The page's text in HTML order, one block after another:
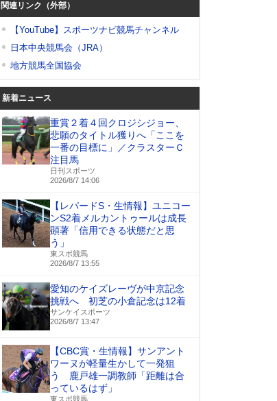
関連リンク（外部）
【YouTube】スポーツナビ競馬チャンネル
日本中央競馬会（JRA）
地方競馬全国協会
新着ニュース
重賞２着４回クロジシジョー、
悲願のタイトル獲りへ「ここを
一番の目標に」／クラスターＣ
注目馬
日刊スポーツ
2026/8/7 14:06
【レパードS・生情報】ユニコー
ンS2着メルカントゥールは成長
顕著「信用できる状態だと思
う」
東スポ競馬
2026/8/7 13:55
愛知のケイズレーヴが中京記念
挑戦へ 初芝の小倉記念は12着
サンケイスポーツ
2026/8/7 13:47
【CBC賞・生情報】サンアント
ワーヌが軽量生かして一発狙
う 鹿戸雄一調教師「距離は合
っているはず」
東スポ競馬